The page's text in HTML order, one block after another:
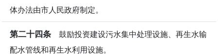
体办法由市人民政府制定。
第二十四条 鼓励投资建设污水集中处理设施、再生水输
配水管线和再生水利用设施。